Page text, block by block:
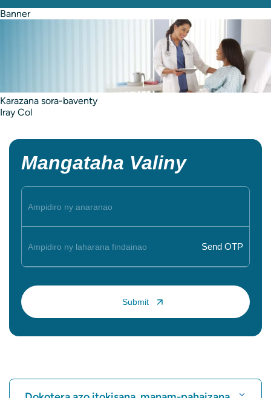
Banner
Karazana sora-baventy
Iray Col
Mangataha Valiny